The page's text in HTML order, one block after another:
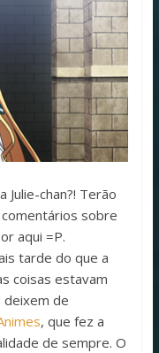
Julie-chan?! Terão
sobre
aqui =P.
tarde do que a
coisas estavam
deixem de
, que fez a
de sempre. O